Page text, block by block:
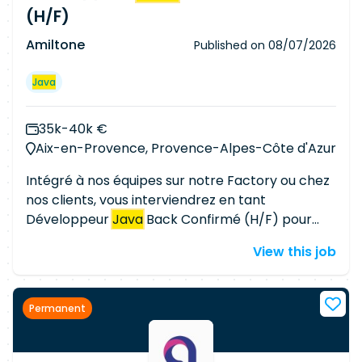
de bugs et à l'amélioration continue des
performances (Full-Stack)
front : intégration API, UI, cohérence
(H/F)
Amiltone Published on 08/07/2026
Java
35k-40k €
Aix-en-Provence, Provence-Alpes-Côte d'Azur
Intégré à nos équipes sur notre Factory ou chez
nos clients, vous interviendrez en tant
DéveloppeurJava Back Confirmé (H/F) pour
environnement technique exigeant. Vous
développement ainsi qu'à l'évolution
d'applications critiques, en intervenant sur des
architectures distribuées et des échanges entre
différents composants logiciels. Vos missions : -
View this job
Permanent